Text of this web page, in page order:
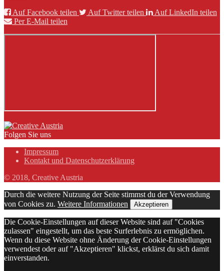
Auf Facebook teilen
Auf Twitter teilen
Auf LinkedIn teilen
Per E-Mail teilen
Folgen Sie uns
Impressum
Kontakt und Datenschutzerklärung
© 2018, Creative Austria
Durch die weitere Nutzung der Seite stimmst du der Verwendung
von Cookies zu. Weitere Informationen Akzeptieren
Die Cookie-Einstellungen auf dieser Website sind auf "Cookies
zulassen" eingestellt, um das beste Surferlebnis zu ermöglichen.
Wenn du diese Website ohne Änderung der Cookie-Einstellungen
verwendest oder auf "Akzeptieren" klickst, erklärst du sich damit
einverstanden.